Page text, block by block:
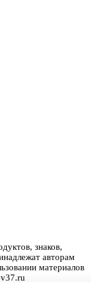
знаков,
авторам
материалов